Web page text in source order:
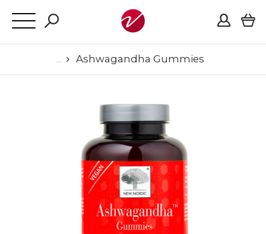
Ashwagandha Gummies